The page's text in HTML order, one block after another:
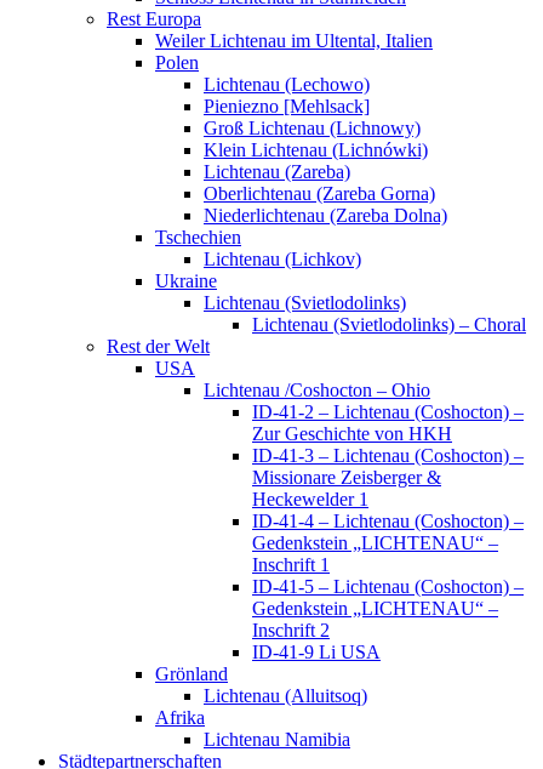
Rest Europa
Weiler Lichtenau im Ultental, Italien
Polen
Lichtenau (Lechowo)
Pieniezno [Mehlsack]
Groß Lichtenau (Lichnowy)
Klein Lichtenau (Lichnówki)
Lichtenau (Zareba)
Oberlichtenau (Zareba Gorna)
Niederlichtenau (Zareba Dolna)
Tschechien
Lichtenau (Lichkov)
Ukraine
Lichtenau (Svietlodolinks)
Lichtenau (Svietlodolinks) – Choral
Rest der Welt
USA
Lichtenau /Coshocton – Ohio
ID-41-2 – Lichtenau (Coshocton) –
Zur Geschichte von HKH
ID-41-3 – Lichtenau (Coshocton) –
Missionare Zeisberger &
Heckewelder 1
ID-41-4 – Lichtenau (Coshocton) –
Gedenkstein „LICHTENAU“ –
Inschrift 1
ID-41-5 – Lichtenau (Coshocton) –
Gedenkstein „LICHTENAU“ –
Inschrift 2
ID-41-9 Li USA
Grönland
Lichtenau (Alluitsoq)
Afrika
Lichtenau Namibia
Städtepartnerschaften